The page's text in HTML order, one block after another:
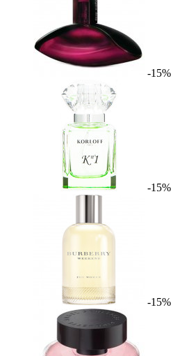
-15%
-15%
-15%